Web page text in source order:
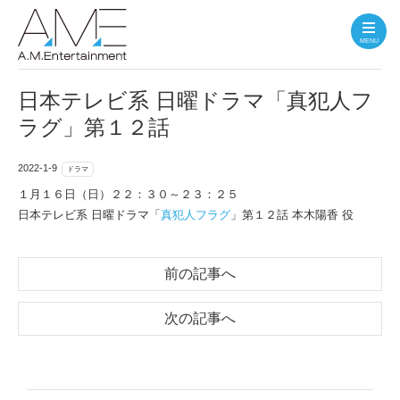
MENU
日本テレビ系 日曜ドラマ「真犯人フ
ラグ」第１２話
2022-1-9 ドラマ
１月１６日（日）２２：３０～２３：２５
日本テレビ系 日曜ドラマ「 真犯人フラグ 」第１２話 本木陽香 役
前の記事へ
次の記事へ